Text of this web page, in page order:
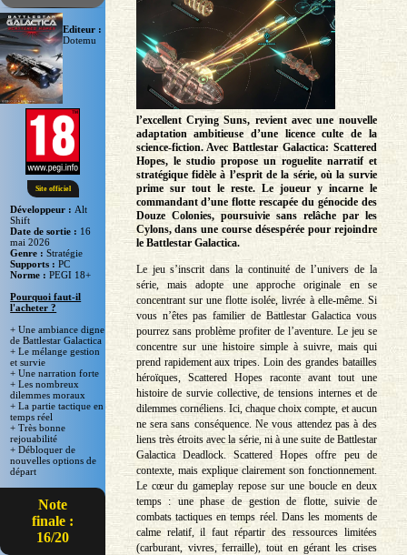
Site officiel
Editeur :
Dotemu
Développeur : Alt
Shift
Date de sortie : 16
mai 2026
Genre :Stratégie
Supports :PC
Norme :PEGI 18+
Pourquoi faut-il
l'acheter ?
+ Une ambiance digne
de Battlestar Galactica
+ Le mélange gestion
et survie
+ Une narration forte
+ Les nombreux
dilemmes moraux
+ La partie tactique en
temps réel
+ Très bonne
rejouabilité
+ Débloquer de
nouvelles options de
départ
Note
finale :
16/20
l’excellent Crying Suns, revient avec une nouvelle
adaptation ambitieuse d’une licence culte de la
science-fiction. Avec Battlestar Galactica: Scattered
Hopes, le studio propose un roguelite narratif et
stratégique fidèle à l’esprit de la série, où la survie
prime sur tout le reste. Le joueur y incarne le
commandant d’une flotte rescapée du génocide des
Douze Colonies, poursuivie sans relâche par les
Cylons, dans une course désespérée pour rejoindre
le Battlestar Galactica.
Le jeu s’inscrit dans la continuité de l’univers de la
série, mais adopte une approche originale en se
concentrant sur une flotte isolée, livrée à elle-même. Si
vous n’êtes pas familier de Battlestar Galactica vous
pourrez sans problème profiter de l’aventure. Le jeu se
concentre sur une histoire simple à suivre, mais qui
prend rapidement aux tripes. Loin des grandes batailles
héroïques, Scattered Hopes raconte avant tout une
histoire de survie collective, de tensions internes et de
dilemmes cornéliens. Ici, chaque choix compte, et aucun
ne sera sans conséquence. Ne vous attendez pas à des
liens très étroits avec la série, ni à une suite de Battlestar
Galactica Deadlock. Scattered Hopes offre peu de
contexte, mais explique clairement son fonctionnement.
Le cœur du gameplay repose sur une boucle en deux
temps : une phase de gestion de flotte, suivie de
combats tactiques en temps réel. Dans les moments de
calme relatif, il faut répartir des ressources limitées
(carburant, vivres, ferraille), tout en gérant les crises